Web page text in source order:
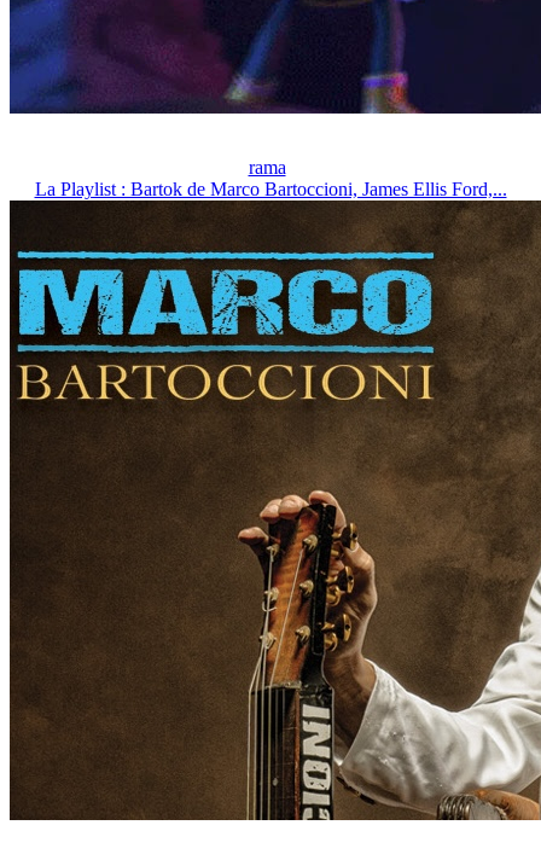
rama
La Playlist : Bartok de Marco Bartoccioni, James Ellis Ford,...